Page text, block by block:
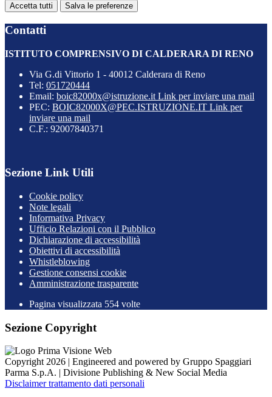
Accetta tutti Salva le preferenze
Contatti
ISTITUTO COMPRENSIVO DI CALDERARA DI RENO
Via G.di Vittorio 1 - 40012 Calderara di Reno
Tel: 051720444
Email: boic82000x@istruzione.it Link per inviare una mail
PEC: BOIC82000X@PEC.ISTRUZIONE.IT Link per
inviare una mail
C.F.: 92007840371
Sezione Link Utili
Cookie policy
Note legali
Informativa Privacy
Ufficio Relazioni con il Pubblico
Dichiarazione di accessibilità
Obiettivi di accessibilità
Whistleblowing
Gestione consensi cookie
Amministrazione trasparente
Pagina visualizzata 554 volte
Sezione Copyright
Copyright 2026 | Engineered and powered by Gruppo Spaggiari
Parma S.p.A. | Divisione Publishing & New Social Media
Disclaimer trattamento dati personali